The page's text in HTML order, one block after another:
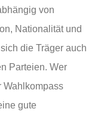
von
Nationalität und
die Träger auch
Parteien. Wer
Wahlkompass
gute